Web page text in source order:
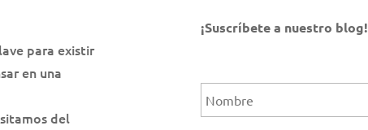
para existir
en una
del
¡Suscríbete a nuestro blog!